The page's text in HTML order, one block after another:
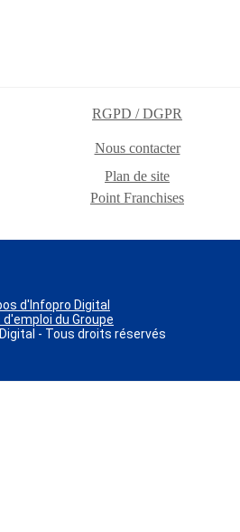
RGPD / DGPR
Nous contacter
Plan de site
Point Franchises
d'Infopro Digital
du Groupe
- Tous droits réservés